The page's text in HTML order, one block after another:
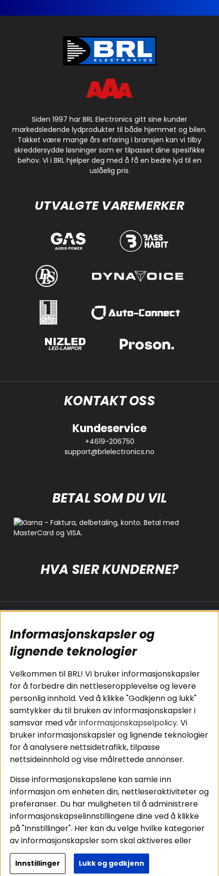
Siden 1997 har BRL Electronics gitt sine kunder
markedsledende lydprodukter til både hjemmet og bilen.
Takket være mange års erfaring i bransjen kan vi tilby
skreddersydde løsninger som er tilpasset dine spesifikke
behov. Vi i BRL hjelper deg med å få en bedre lyd til en
uslåelig pris.
UTVALGTE VAREMERKER
KONTAKT OSS
Kundeservice
+4619-206750
support@brlelectronics.no
BETAL SOM DU VIL
HVA SIER KUNDERNE?
Koblingsguide for
subwoofers
Tilkobling av
bilforsterker
Koblingsguide for
midbasser
Butikker
Våre ambassadører
- Team BRL
Cookies
Kjøpsvilkår
Personvernpolicy
Service / Garanti /
Retur
Billyd
Lyd til hjemmet
Pakkeløsninger
Hva passer i bilen
Instagram
Facebook
Youtube
Tiktok
Copyright © 2026 - BRL Electronics
Informasjonskapsler og
lignende teknologier
Velkommen til BRL! Vi bruker informasjonskapsler
for å forbedre din nettleseropplevelse og levere
personlig innhold. Ved å klikke "Godkjenn og lukk"
samtykker du til bruken av informasjonskapsler i
samsvar med vårinformasjonskapselpolicy. Vi
bruker informasjonskapsler og lignende teknologier
for å analysere nettsidetrafikk, tilpasse
nettsideinnhold og vise målrettede annonser.
Disse informasjonskapslene kan samle inn
informasjon om enheten din, nettleseraktiviteter og
preferanser. Du har muligheten til å administrere
informasjonskapselinnstillingene dine ved å klikke
på "Innstillinger". Her kan du velge hvilke kategorier
av informasjonskapsler som skal aktiveres eller
deaktiveres. Vær oppmerksom på at deaktivering
av noen informasjonskapsler kan påvirke
Innstillinger Lukk og godkjenn